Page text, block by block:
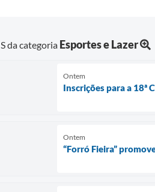
da categoria Esportes e Lazer
Ontem
Inscrições para a 18ª
Ontem
“Forró Fieira”